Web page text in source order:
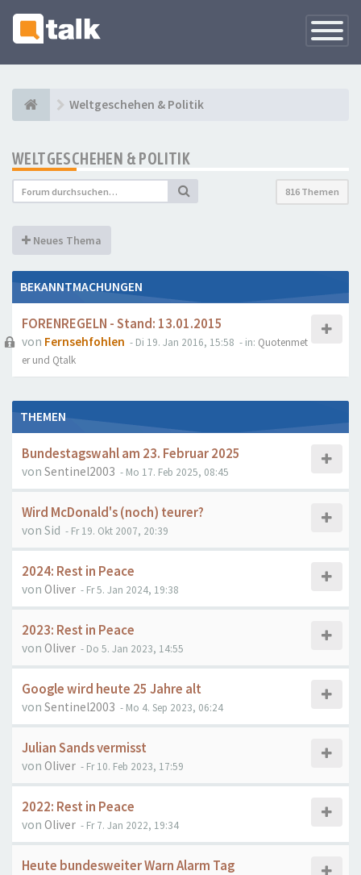
Weltgeschehen & Politik
WELTGESCHEHEN & POLITIK
816 Themen
Neues Thema
BEKANNTMACHUNGEN
FORENREGELN - Stand: 13.01.2015
von Fernsehfohlen - Di 19. Jan 2016, 15:58 - in: Quotenmet
er und Qtalk
THEMEN
Bundestagswahl am 23. Februar 2025
von Sentinel2003 - Mo 17. Feb 2025, 08:45
Wird McDonald's (noch) teurer?
von Sid - Fr 19. Okt 2007, 20:39
2024: Rest in Peace
von Oliver - Fr 5. Jan 2024, 19:38
2023: Rest in Peace
von Oliver - Do 5. Jan 2023, 14:55
Google wird heute 25 Jahre alt
von Sentinel2003 - Mo 4. Sep 2023, 06:24
Julian Sands vermisst
von Oliver - Fr 10. Feb 2023, 17:59
2022: Rest in Peace
von Oliver - Fr 7. Jan 2022, 19:34
Heute bundesweiter Warn Alarm Tag